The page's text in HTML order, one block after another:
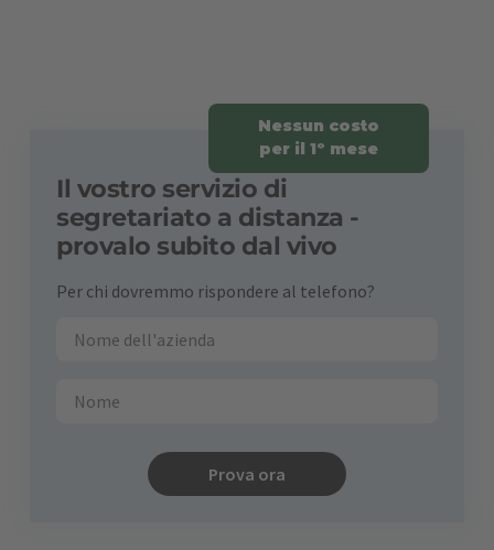
Nessun costo
per il 1º mese
Il vostro servizio di
segretariato a distanza -
provalo subito dal vivo
Per chi dovremmo rispondere al telefono?
Prova ora